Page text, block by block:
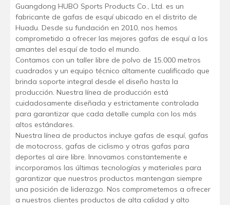
Guangdong HUBO Sports Products Co., Ltd. es un
fabricante de gafas de esquí ubicado en el distrito de
Huadu. Desde su fundación en 2010, nos hemos
comprometido a ofrecer las mejores gafas de esquí a los
amantes del esquí de todo el mundo.
Contamos con un taller libre de polvo de 15.000 metros
cuadrados y un equipo técnico altamente cualificado que
brinda soporte integral desde el diseño hasta la
producción. Nuestra línea de producción está
cuidadosamente diseñada y estrictamente controlada
para garantizar que cada detalle cumpla con los más
altos estándares.
Nuestra línea de productos incluye gafas de esquí, gafas
de motocross, gafas de ciclismo y otras gafas para
deportes al aire libre. Innovamos constantemente e
incorporamos las últimas tecnologías y materiales para
garantizar que nuestros productos mantengan siempre
una posición de liderazgo. Nos comprometemos a ofrecer
a nuestros clientes productos de alta calidad y alto